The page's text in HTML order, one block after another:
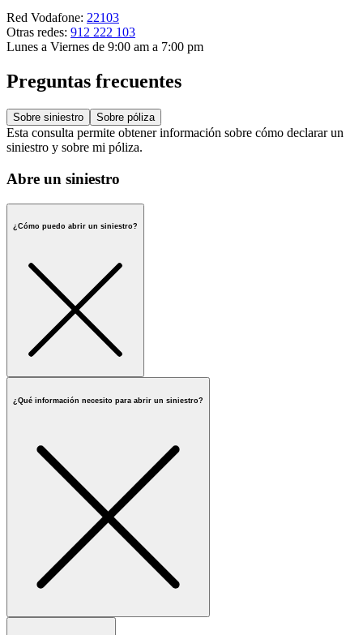
Red Vodafone: 22103
Otras redes: 912 222 103
Lunes a Viernes de 9:00 am a 7:00 pm
Preguntas frecuentes
Sobre siniestro Sobre póliza
Esta consulta permite obtener información sobre cómo declarar un
siniestro y sobre mi póliza.
Abre un siniestro
¿Cómo puedo abrir un siniestro?
¿Qué información necesito para abrir un siniestro?